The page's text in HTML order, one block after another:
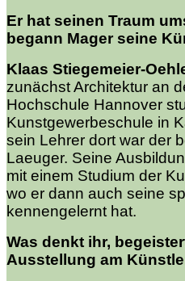
Er hat seinen Traum
begann Mager seine
Klaas Stiegemeier-
zunächst Architektur an
Hochschule Hannover
Kunstgewerbeschule in
sein Lehrer dort war der
Laeuger. Seine
mit einem Studium der
wo er dann auch seine
kennengelernt hat.
Was denkt ihr,
Ausstellung am